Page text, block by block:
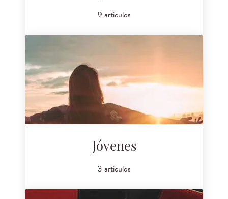
9 artículos
Jóvenes
3 artículos